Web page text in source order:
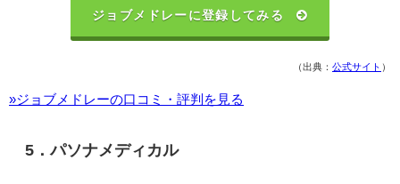
ジョブメドレーに登録してみる
（出典： 公式サイト ）
»ジョブメドレーの口コミ・評判を見る
5．パソナメディカル